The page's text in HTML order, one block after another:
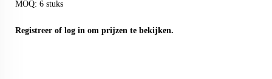
MOQ: 6 stuks
Registreer of log in om prijzen te bekijken.